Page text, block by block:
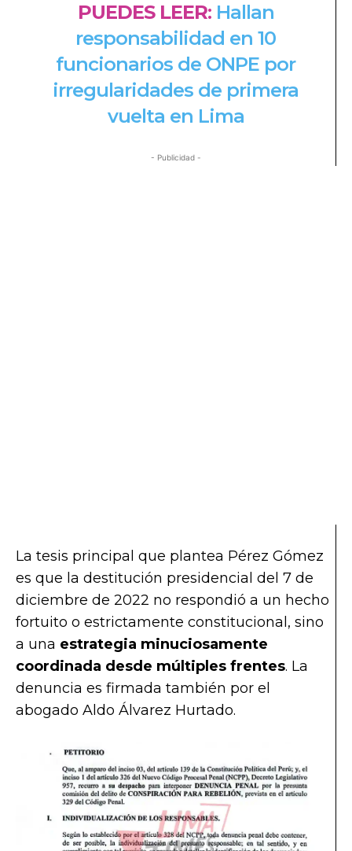
PUEDES LEER: Hallan
responsabilidad en 10
funcionarios de ONPE por
irregularidades de primera
vuelta en Lima
- Publicidad -
La tesis principal que plantea Pérez Gómez
es que la destitución presidencial del 7 de
diciembre de 2022 no respondió a un hecho
fortuito o estrictamente constitucional, sino
a una estrategia minuciosamente
coordinada desde múltiples frentes. La
denuncia es firmada también por el
abogado Aldo Álvarez Hurtado.